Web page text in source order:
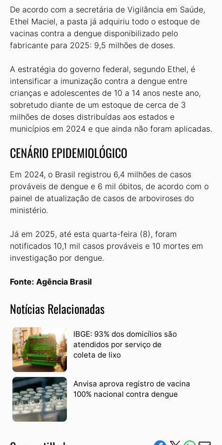
De acordo com a secretária de Vigilância em Saúde,
Ethel Maciel, a pasta já adquiriu todo o estoque de
vacinas contra a dengue disponibilizado pelo
fabricante para 2025: 9,5 milhões de doses.
A estratégia do governo federal, segundo Ethel, é
intensificar a imunização contra a dengue entre
crianças e adolescentes de 10 a 14 anos neste ano,
sobretudo diante de um estoque de cerca de 3
milhões de doses distribuídas aos estados e
municípios em 2024 e que ainda não foram aplicadas.
CENÁRIO EPIDEMIOLÓGICO
Em 2024, o Brasil registrou 6,4 milhões de casos
prováveis de dengue e 6 mil óbitos, de acordo com o
painel de atualização de casos de arboviroses do
ministério.
Já em 2025, até esta quarta-feira (8), foram
notificados 10,1 mil casos prováveis e 10 mortes em
investigação por dengue.
Fonte: Agência Brasil
Notícias Relacionadas
IBGE: 93% dos domicílios são
atendidos por serviço de
coleta de lixo
Anvisa aprova registro de vacina
100% nacional contra dengue